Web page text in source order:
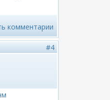
комментарии
#4